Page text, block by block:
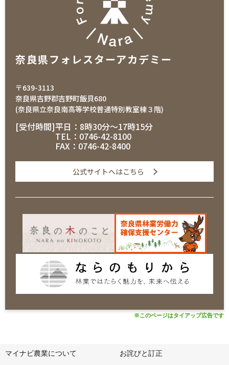
奈良県フォレスターアカデミー
〒639-3113
奈良県吉野郡吉野町飯貝680
(奈良県立奈良南高等学校普通特別教室棟３階)
[受付時間]平日：8時30分〜17時15分
TEL：0746-42-8100
FAX：0746-42-8400
公式サイトへはこちら
※このページはタイアップ広告です
マイナビ農業について お詫びと訂正